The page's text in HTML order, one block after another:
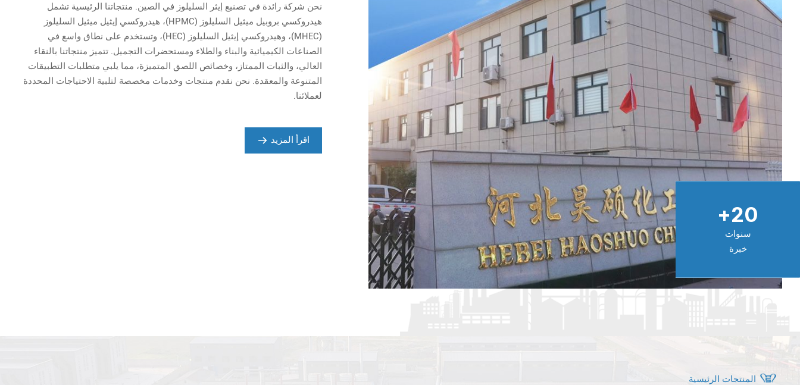
20
+
سنوات
خبرة
نحن شركة رائدة في تصنيع إيثر السليلوز في الصين. منتجاتنا الرئيسية تشمل
هيدروكسي بروبيل ميثيل السليلوز (HPMC)، هيدروكسي إيثيل ميثيل السليلوز
(MHEC)، وهيدروكسي إيثيل السليلوز (HEC)، وتستخدم على نطاق واسع في
الصناعات الكيميائية والبناء والطلاء ومستحضرات التجميل. تتميز منتجاتنا بالنقاء
العالي، والثبات الممتاز، وخصائص اللصق المتميزة، مما يلبي متطلبات التطبيقات
المتنوعة والمعقدة. نحن نقدم منتجات وخدمات مخصصة لتلبية الاحتياجات المحددة
لعملائنا.
اقرأ المزيد
المنتجات الرئيسية